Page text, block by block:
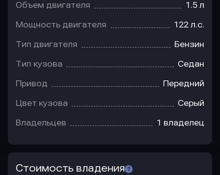
Объем двигателя 1.5 л
Мощность двигателя 122 л.с.
Тип двигателя Бензин
Тип кузова Седан
Привод Передний
Цвет кузова Серый
Владельцев 1 владелец
Стоимость владения